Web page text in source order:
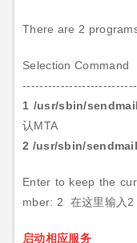
There are 2
Selection Command
1 /usr/sbin/
认MTA
2 /usr/sbin/
Enter to keep the
mber: 2 在这里输入 2
启动相应服务